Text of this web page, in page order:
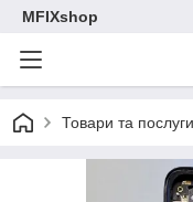
MFIXshop
Товари та послуги